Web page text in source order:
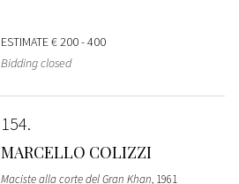
ESTIMATE€ 200 - 400
Bidding closed
154
MARCELLO COLIZZI
Maciste alla corte del Gran Khan, 1961